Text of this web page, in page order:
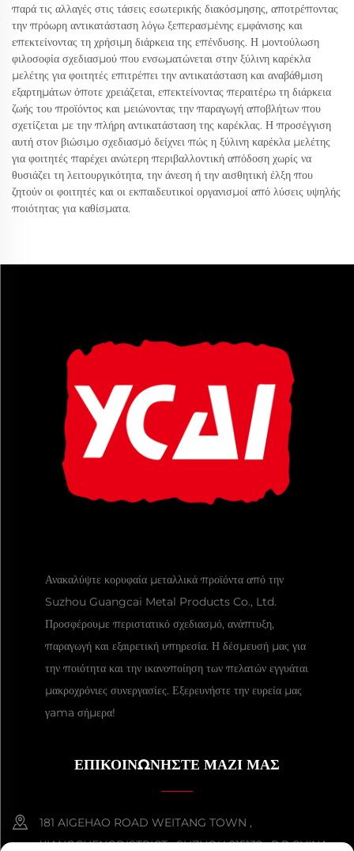
παρά τις αλλαγές στις τάσεις εσωτερικής διακόσμησης, αποτρέποντας
την πρόωρη αντικατάσταση λόγω ξεπερασμένης εμφάνισης και
επεκτείνοντας τη χρήσιμη διάρκεια της επένδυσης. Η μοντούλωση
φιλοσοφία σχεδιασμού που ενσωματώνεται στην ξύλινη καρέκλα
μελέτης για φοιτητές επιτρέπει την αντικατάσταση και αναβάθμιση
εξαρτημάτων όποτε χρειάζεται, επεκτείνοντας περαιτέρω τη διάρκεια
ζωής του προϊόντος και μειώνοντας την παραγωγή αποβλήτων που
σχετίζεται με την πλήρη αντικατάσταση της καρέκλας. Η προσέγγιση
αυτή στον βιώσιμο σχεδιασμό δείχνει πώς η ξύλινη καρέκλα μελέτης
για φοιτητές παρέχει ανώτερη περιβαλλοντική απόδοση χωρίς να
θυσιάζει τη λειτουργικότητα, την άνεση ή την αισθητική έλξη που
ζητούν οι φοιτητές και οι εκπαιδευτικοί οργανισμοί από λύσεις υψηλής
ποιότητας για καθίσματα.
Ανακαλύψτε κορυφαία μεταλλικά προϊόντα από την
Suzhou Guangcai Metal Products Co., Ltd.
Προσφέρουμε περιστατικό σχεδιασμό, ανάπτυξη,
παραγωγή και εξαιρετική υπηρεσία. Η δέσμευσή μας για
την ποιότητα και την ικανοποίηση των πελατών εγγυάται
μακροχρόνιες συνεργασίες. Εξερευνήστε την ευρεία μας
γama σήμερα!
ΕΠΙΚΟΙΝΩΝΗΣΤΕ ΜΑΖΙ ΜΑΣ
181 AIGEHAO ROAD WEITANG TOWN ,
XIANGCHENGDISTRICT , SUZHOU 215132 , P.R.CHINA